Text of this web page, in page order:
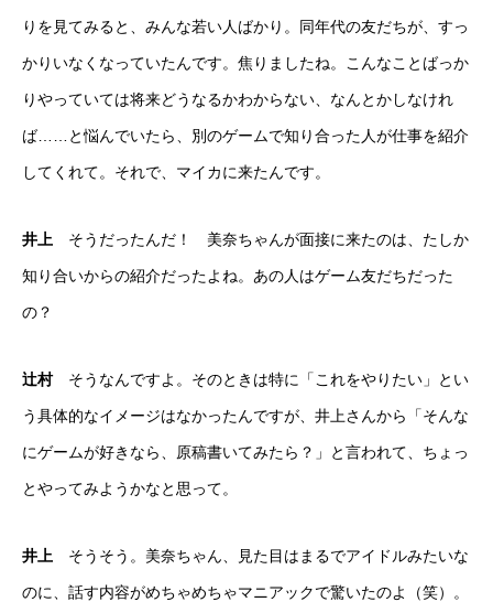
りを見てみると、みんな若い人ばかり。同年代の友だちが、すっ
かりいなくなっていたんです。焦りましたね。こんなことばっか
りやっていては将来どうなるかわからない、なんとかしなけれ
ば……と悩んでいたら、別のゲームで知り合った人が仕事を紹介
してくれて。それで、マイカに来たんです。
井上 そうだったんだ！ 美奈ちゃんが面接に来たのは、たしか
知り合いからの紹介だったよね。あの人はゲーム友だちだった
の？
辻村そうなんですよ。そのときは特に「これをやりたい」とい
う具体的なイメージはなかったんですが、井上さんから「そんな
にゲームが好きなら、原稿書いてみたら？」と言われて、ちょっ
とやってみようかなと思って。
井上 そうそう。美奈ちゃん、見た目はまるでアイドルみたいな
のに、話す内容がめちゃめちゃマニアックで驚いたのよ（笑）。